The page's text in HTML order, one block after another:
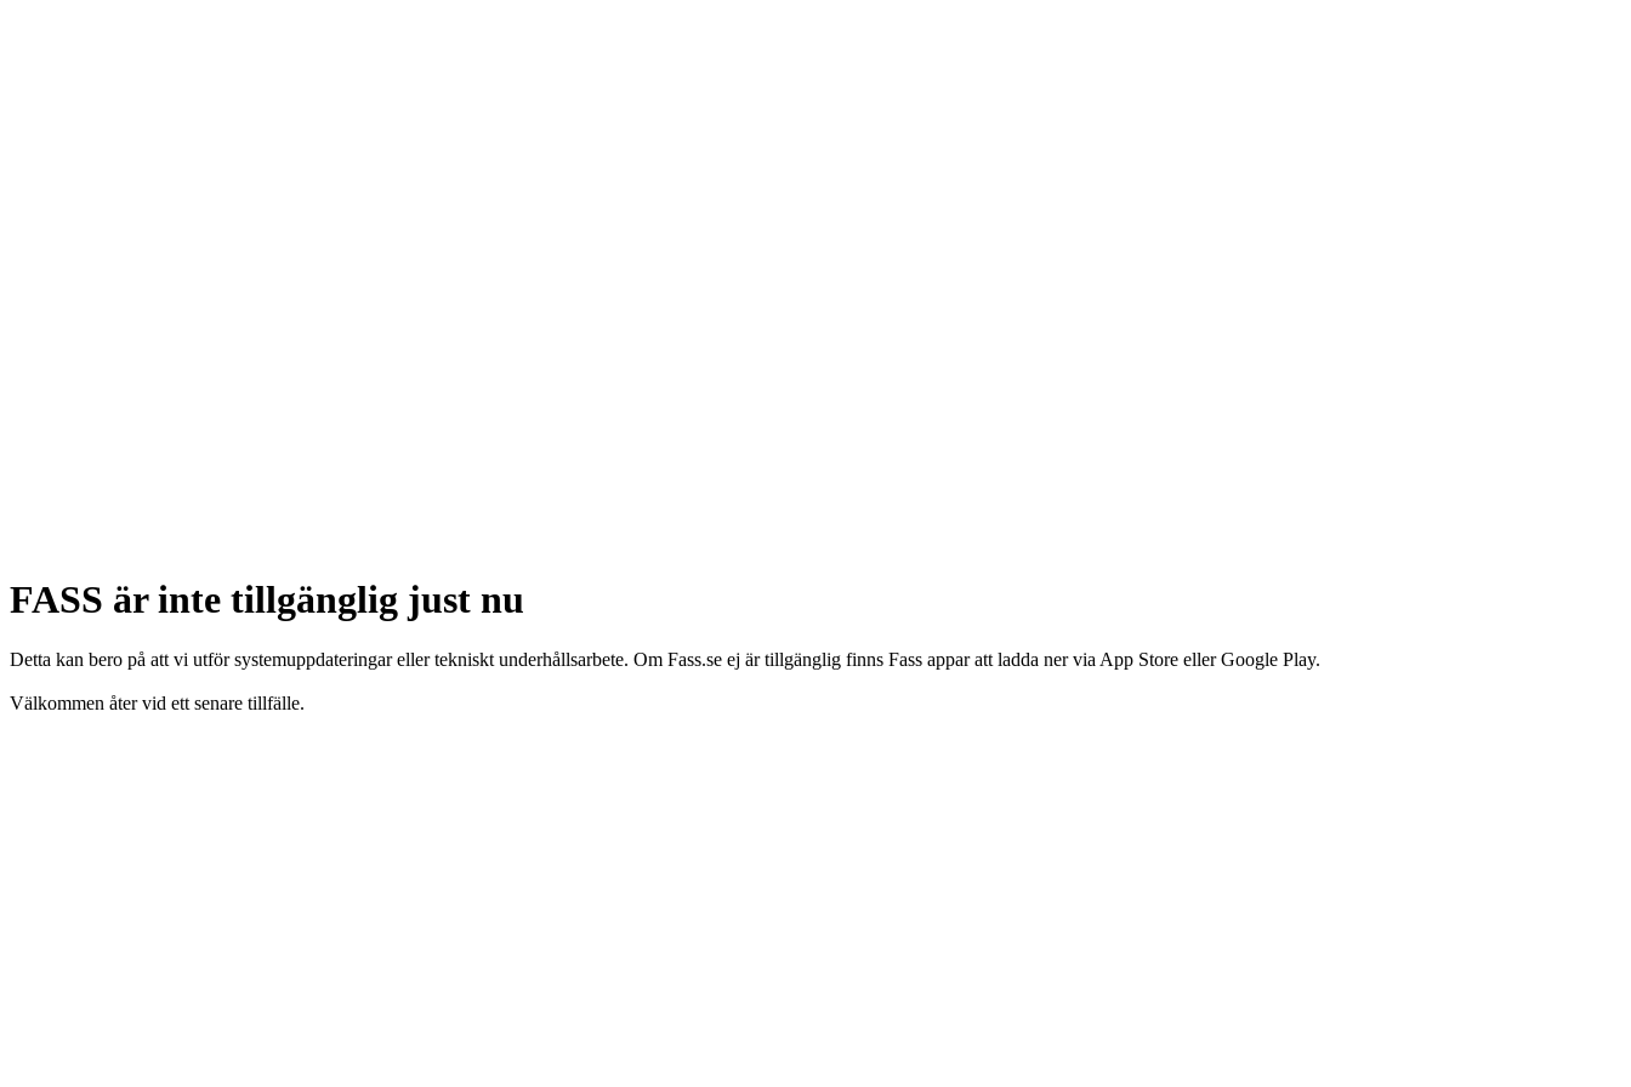
FASS är inte tillgänglig just nu
Detta kan bero på att vi utför systemuppdateringar eller tekniskt underhållsarbete. Om Fass.se ej är tillgänglig finns Fass appar att ladda ner via App Store eller Google Play.
Välkommen åter vid ett senare tillfälle.